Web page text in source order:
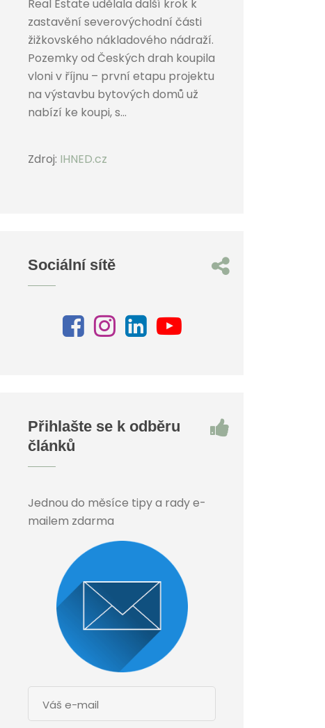
Real Estate udělala další krok k
zastavění severovýchodní části
žižkovského nákladového nádraží.
Pozemky od Českých drah koupila
vloni v říjnu – první etapu projektu
na výstavbu bytových domů už
nabízí ke koupi, s...
Zdroj: IHNED.cz
Sociální sítě
Přihlašte se k odběru
článků
Jednou do měsíce tipy a rady e-
mailem zdarma